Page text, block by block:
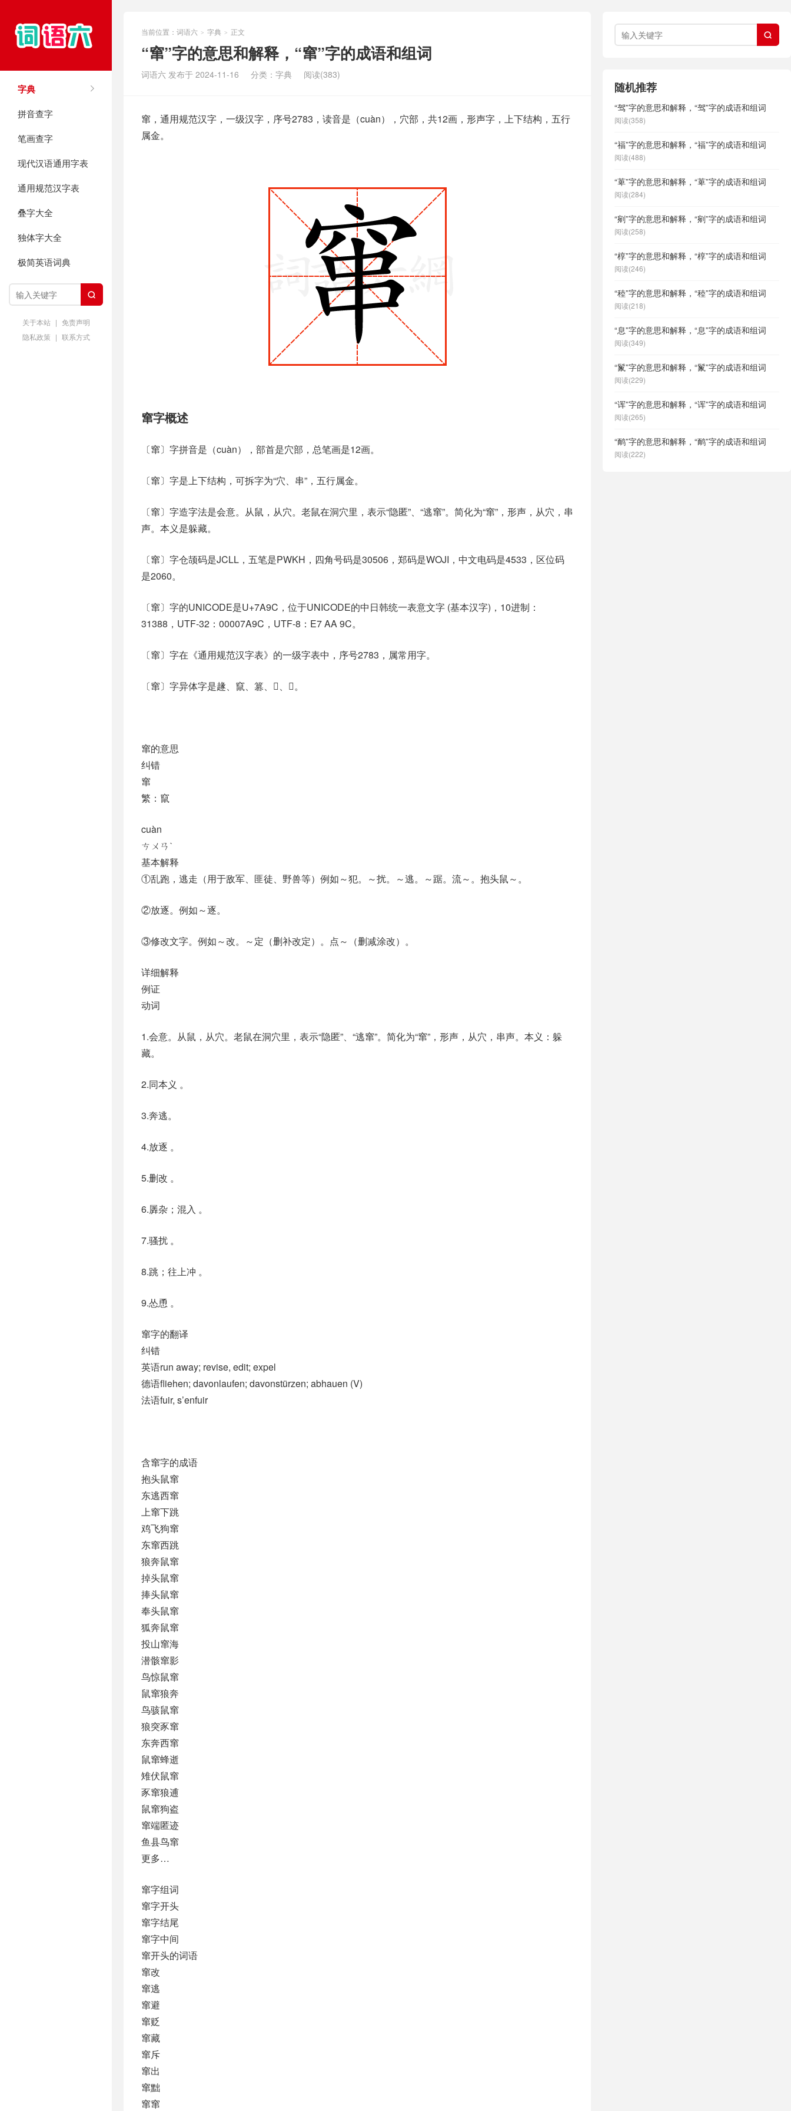
字典
拼音查字
笔画查字
现代汉语通用字表
通用规范汉字表
叠字大全
独体字大全
极简英语词典

关于本站 | 免责声明
隐私政策 | 联系方式
当前位置： 词语六 > 字典 > 正文
“窜”字的意思和解释，“窜”字的成语和组词
词语六 发布于 2024-11-16 分类： 字典 阅读(383)
窜，通用规范汉字，一级汉字，序号2783，读音是（cuàn），穴部，共12画，形声字，上下结构，五行
属金。
窜字概述
〔窜〕字拼音是（cuàn），部首是穴部，总笔画是12画。
〔窜〕字是上下结构，可拆字为“穴、串”，五行属金。
〔窜〕字造字法是会意。从鼠，从穴。老鼠在洞穴里，表示“隐匿”、“逃窜”。简化为“窜”，形声，从穴，串
声。本义是躲藏。
〔窜〕字仓颉码是JCLL，五笔是PWKH，四角号码是30506，郑码是WOJI，中文电码是4533，区位码
是2060。
〔窜〕字的UNICODE是U+7A9C，位于UNICODE的中日韩统一表意文字 (基本汉字)，10进制：
31388，UTF-32：00007A9C，UTF-8：E7 AA 9C。
〔窜〕字在《通用规范汉字表》的一级字表中，序号2783，属常用字。
〔窜〕字异体字是䞼、竄、篡、𥦻、𨼉。
窜的意思
纠错
窜
繁：竄
cuàn
ㄘㄨㄢˋ
基本解释
①乱跑，逃走（用于敌军、匪徒、野兽等）例如～犯。～扰。～逃。～踞。流～。抱头鼠～。
②放逐。例如～逐。
③修改文字。例如～改。～定（删补改定）。点～（删减涂改）。
详细解释
例证
动词
1.会意。从鼠，从穴。老鼠在洞穴里，表示“隐匿”、“逃窜”。简化为“窜”，形声，从穴，串声。本义：躲
藏。
2.同本义 。
3.奔逃。
4.放逐 。
5.删改 。
6.羼杂；混入 。
7.骚扰 。
8.跳；往上冲 。
9.怂恿 。
窜字的翻译
纠错
英语run away; revise, edit; expel
德语fliehen; davonlaufen; davonstürzen; abhauen (V)
法语fuir, s’enfuir
含窜字的成语
抱头鼠窜
东逃西窜
上窜下跳
鸡飞狗窜
东窜西跳
狼奔鼠窜
掉头鼠窜
捧头鼠窜
奉头鼠窜
狐奔鼠窜
投山窜海
潜骸窜影
鸟惊鼠窜
鼠窜狼奔
鸟骇鼠窜
狼突豕窜
东奔西窜
鼠窜蜂逝
雉伏鼠窜
豕窜狼逋
鼠窜狗盗
窜端匿迹
鱼县鸟窜
更多…
窜字组词
窜字开头
窜字结尾
窜字中间
窜开头的词语
窜改
窜逃
窜避
窜贬
窜藏
窜斥
窜出
窜黜
窜窜

随机推荐
“驾”字的意思和解释，“驾”字的成语和组词
阅读(358)
“福”字的意思和解释，“福”字的成语和组词
阅读(488)
“萆”字的意思和解释，“萆”字的成语和组词
阅读(284)
“剜”字的意思和解释，“剜”字的成语和组词
阅读(258)
“椁”字的意思和解释，“椁”字的成语和组词
阅读(246)
“稑”字的意思和解释，“稑”字的成语和组词
阅读(218)
“息”字的意思和解释，“息”字的成语和组词
阅读(349)
“鬣”字的意思和解释，“鬣”字的成语和组词
阅读(229)
“诨”字的意思和解释，“诨”字的成语和组词
阅读(265)
“鸸”字的意思和解释，“鸸”字的成语和组词
阅读(222)